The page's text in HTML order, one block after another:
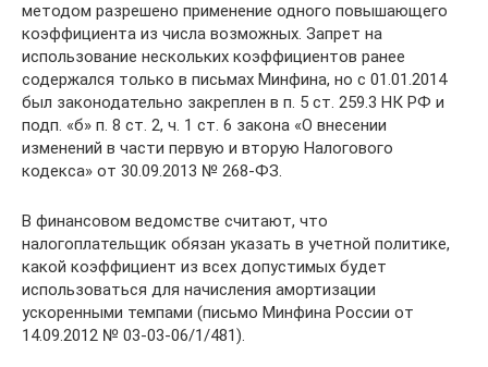
методом разрешено применение одного повышающего
коэффициента из числа возможных. Запрет на
использование нескольких коэффициентов ранее
содержался только в письмах Минфина, но с 01.01.2014
был законодательно закреплен в п. 5 ст. 259.3 НК РФ и
подп. «б» п. 8 ст. 2, ч. 1 ст. 6 закона «О внесении
изменений в части первую и вторую Налогового
кодекса» от 30.09.2013 № 268-ФЗ.
В финансовом ведомстве считают, что
налогоплательщик обязан указать в учетной политике,
какой коэффициент из всех допустимых будет
использоваться для начисления амортизации
ускоренными темпами (письмо Минфина России от
14.09.2012 № 03-03-06/1/481).